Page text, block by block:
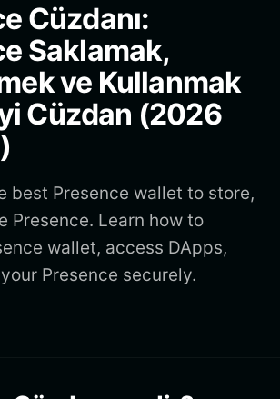
Cüzdanı:
Saklamak,
ve Kullanmak
Cüzdan (2026
best Presence wallet to store,
Presence. Learn how to
wallet, access DApps,
Presence securely.